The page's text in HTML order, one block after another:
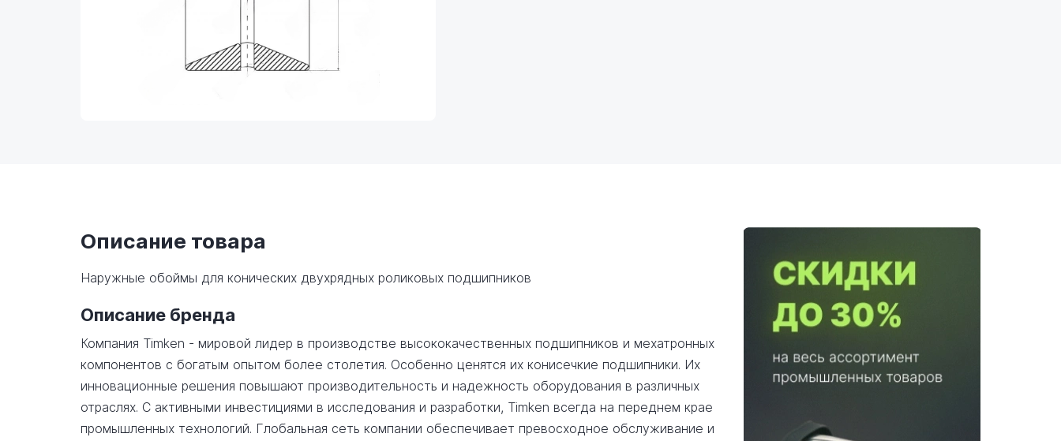
Описание товара
Наружные обоймы для конических двухрядных роликовых подшипников
Описание бренда
Компания Timken - мировой лидер в производстве высококачественных подшипников и мехатронных
компонентов с богатым опытом более столетия. Особенно ценятся их конисечкие подшипники. Их
инновационные решения повышают производительность и надежность оборудования в различных
отраслях. С активными инвестициями в исследования и разработки, Timken всегда на переднем крае
промышленных технологий. Глобальная сеть компании обеспечивает превосходное обслуживание и